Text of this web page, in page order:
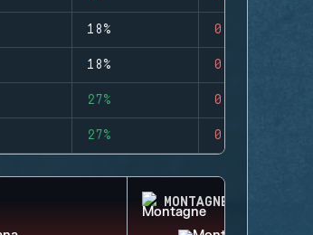
18% 0
18% 0
27% 0
27% 0
MONTAGNE